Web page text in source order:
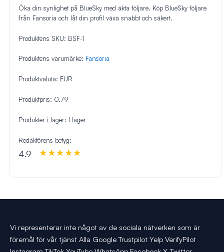
Öka din synlighet på BlueSky med äkta följare. Köp BlueSky följare
från Fansoria och låt din profil växa snabbt och säkert.
Produktens SKU: BSF-1
Produktens varumärke: Fansoria
Produktvaluta: EUR
Produktpris: 0.79
Produkter i lager: I lager
Redaktörens betyg:
4.9
Vi representerar inte något av de sociala nätverken som är
föremål för vår tjänst Alla Google Trustpilot Yelp VerifyPilot